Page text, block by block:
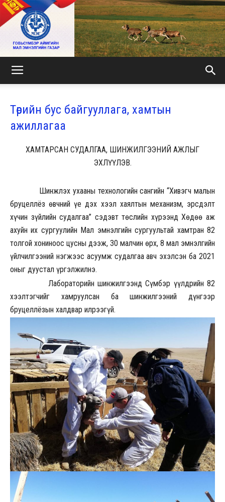
Төрийн бус байгууллага, хамтын
ажиллагаа
ХАМТАРСАН СУДАЛГАА, ШИНЖИЛГЭЭНИЙ АЖЛЫГ
ЭХЛҮҮЛЭВ.
Шинжлэх ухааны технологийн сангийн “Хивэгч малын
бруцеллёз өвчний үе дэх хээл хаялтын механизм, эрсдэлт
хүчин зүйлийн судалгаа” сэдэвт төслийн хүрээнд Хөдөө аж
ахуйн их сургуулийн Мал эмнэлгийн сургуультай хамтран 82
толгой хониноос цусны дээж, 30 малчин өрх, 8 мал эмнэлгийн
үйлчилгээний нэгжээс асуумж судалгаа авч эхэлсэн ба 2021
оныг дуустал үргэлжилнэ.
Лабораторийн шинжилгээнд Сүмбэр үүлдрийн 82
хээлтэгчийг хамруулсан ба шинжилгээний дүнгээр
бруцеллёзын халдвар илрээгүй.